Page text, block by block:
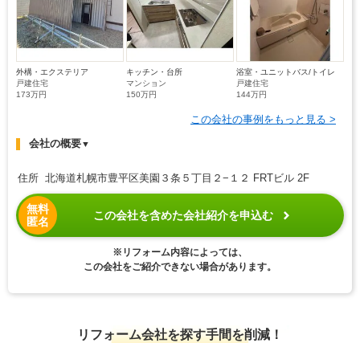
外構・エクステリア
戸建住宅
173万円
キッチン・台所
マンション
150万円
浴室・ユニットバス/トイレ
戸建住宅
144万円
この会社の事例をもっと見る >
会社の概要▼
住所 北海道札幌市豊平区美園３条５丁目２−１２ FRTビル 2F
無料
匿名
この会社を含めた会社紹介を申込む
※リフォーム内容によっては、
この会社をご紹介できない場合があります。
リフォーム会社を探す手間を削減！